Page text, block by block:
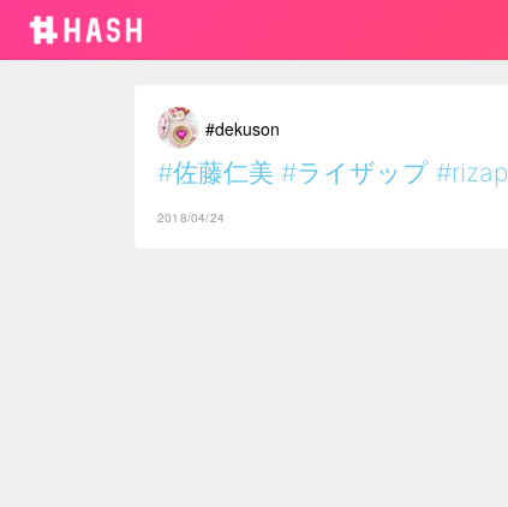
#dekuson
#佐藤仁美 #ライザップ #rizap
2018/04/24